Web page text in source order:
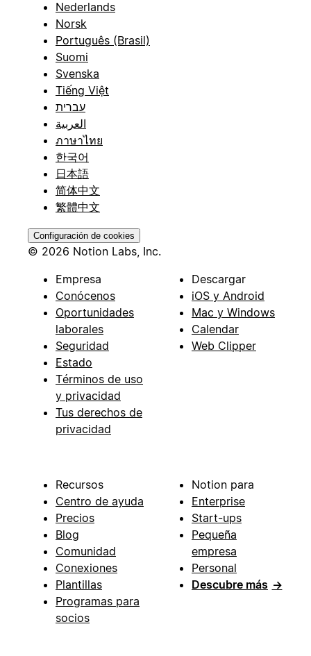
Nederlands
Norsk
Português (Brasil)
Suomi
Svenska
Tiếng Việt
עברית
العربية
ภาษาไทย
한국어
日本語
简体中文
繁體中文
Configuración de cookies
© 2026 Notion Labs, Inc.
Empresa
Conócenos
Oportunidades
laborales
Seguridad
Estado
Términos de uso
y privacidad
Tus derechos de
privacidad
Descargar
iOS y Android
Mac y Windows
Calendar
Web Clipper
Recursos
Centro de ayuda
Precios
Blog
Comunidad
Conexiones
Plantillas
Programas para
socios
Notion para
Enterprise
Start-ups
Pequeña
empresa
Personal
Descubre más →